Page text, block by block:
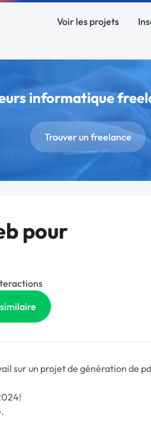
Voir les projets
informatique
Trouver un freelance
pour
sur un projet de génération de